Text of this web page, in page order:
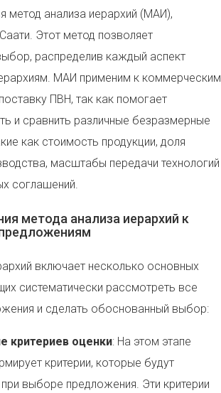
метод анализа иерархий (МАИ),
Этот метод позволяет
распределив каждый аспект
МАИ применим к коммерческим
ПВН, так как помогает
и сравнить различные безразмерные
как стоимость продукции, доля
масштабы передачи технологий
соглашений.
метода анализа иерархий к
включает несколько основных
систематически рассмотреть все
и сделать обоснованный выбор:
критериев оценки: На этом этапе
критерии, которые будут
выборе предложения. Эти критерии